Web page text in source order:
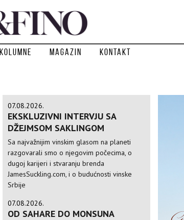
Kolumne Magazin Kontakt
07.08.2026.
EKSKLUZIVNI INTERVJU SA
DŽEJMSOM SAKLINGOM
Sa najvažnijim vinskim glasom na planeti
razgovarali smo o njegovim počecima, o
dugoj karijeri i stvaranju brenda
JamesSuckling.com, i o budućnosti vinske
Srbije
07.08.2026.
OD SAHARE DO MONSUNA